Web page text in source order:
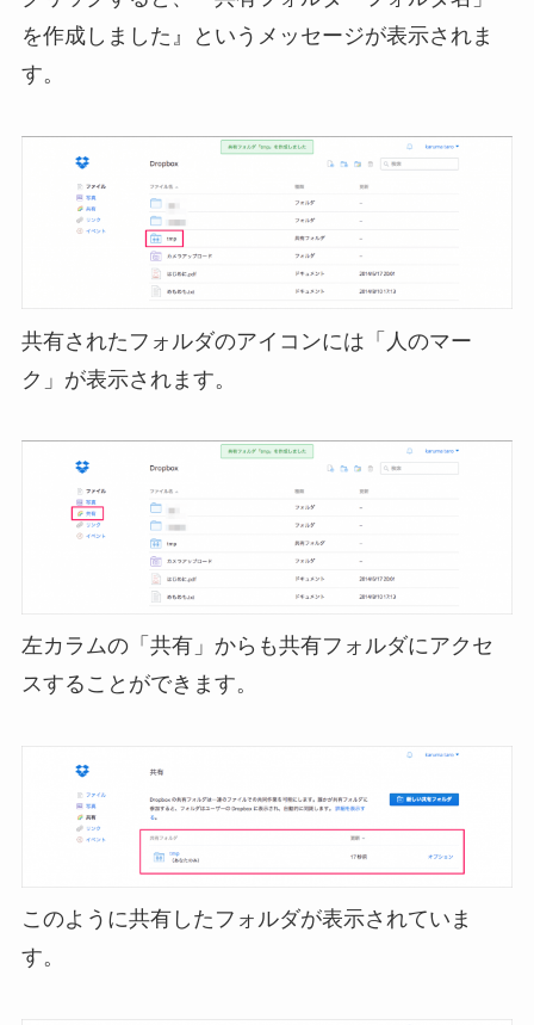
を作成しました』というメッセージが表示されま
す。
共有されたフォルダのアイコンには「人のマー
ク」が表示されます。
左カラムの「共有」からも共有フォルダにアクセ
スすることができます。
このように共有したフォルダが表示されていま
す。